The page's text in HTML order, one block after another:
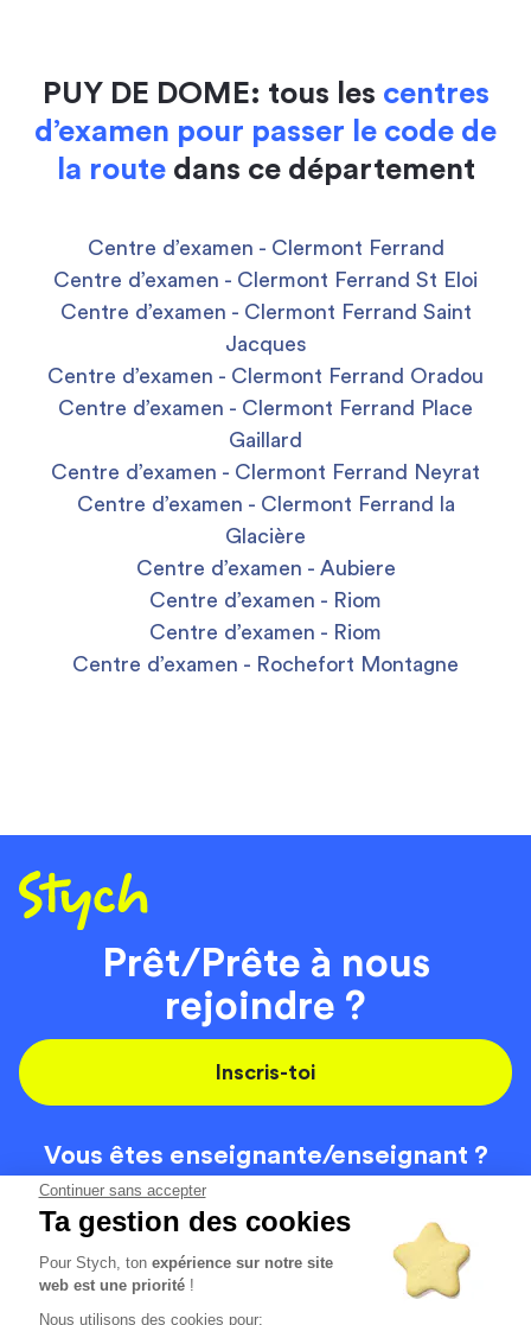
Continuer sans accepter
Ta gestion des cookies
Pour Stych, tonexpérience sur notre site
web est une priorité !
Nous utilisons des cookies pour:
PUY DE DOME: tous les centres
d’examen pour passer le code de
la routedans ce département
Centre d’examen - Clermont Ferrand
Centre d’examen - Clermont Ferrand St Eloi
Centre d’examen - Clermont Ferrand Saint
Jacques
Centre d’examen - Clermont Ferrand Oradou
Centre d’examen - Clermont Ferrand Place
Gaillard
Centre d’examen - Clermont Ferrand Neyrat
Centre d’examen - Clermont Ferrand la
Glacière
Centre d’examen - Aubiere
Centre d’examen - Riom
Centre d’examen - Riom
Centre d’examen - Rochefort Montagne
Prêt/Prête à nous
rejoindre ?
Inscris-toi
Vous êtes enseignante/enseignant ?
On recrute
Code de la route
Contact